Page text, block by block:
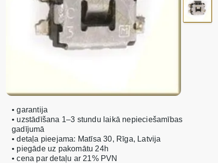
• garantija
• uzstādīšana 1–3 stundu laikā nepieciešamības
gadījumā
• detaļa pieejama: Matīsa 30, Rīga, Latvija
• piegāde uz pakomātu 24h
• cena par detaļu ar 21% PVN